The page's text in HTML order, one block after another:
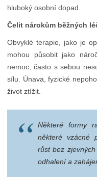
hluboký osobní dopad.
Čelit nárokům běžných
Obvyklé terapie, jako je
mohou působit jako
nemoc, často s sebou
sílu. Únava, fyzické
život ztížit.
Některé formy
některé vzácné
růst bez
odhalení a